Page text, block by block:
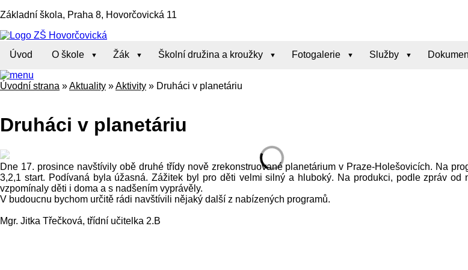
Základní škola, Praha 8, Hovorčovická 11
Úvod O škole Žák Školní družina a kroužky Fotogalerie Služby
Úvodní strana »Aktuality »Aktivity » Druháci v planetáriu
Druháci v planetáriu
Dne 17. prosince navštívily obě druhé třídy nově zrekonstruované planetárium v Praze-Holešovicích. Na
3,2,1 start. Podívaná byla úžasná. Zážitek byl pro děti velmi silný a hluboký. Na produkci, podle zpráv od
vzpomínaly děti i doma a s nadšením vyprávěly.
V budoucnu bychom určitě rádi navštívili nějaký další z nabízených programů.
Mgr. Jitka Třečková, třídní učitelka 2.B